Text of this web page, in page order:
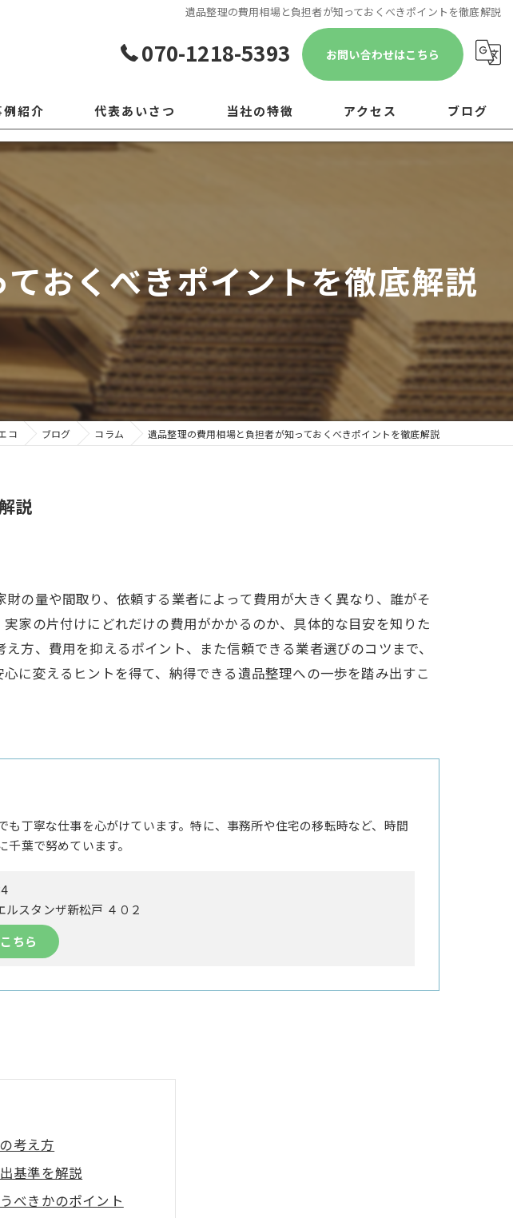
遺品整理の費用相場と負担者が知っておくべきポイントを徹底解説
070-1218-5393 お問い合わせはこちら
例紹介 代表あいさつ 当社の特徴
片付け
ゴミ屋敷
アクセス ブログ
おくべきポイントを徹底解説
コ ブログ コラム 遺品整理の費用相場と負担者が知っておくべきポイントを徹底解説
説
の量や間取り、依頼する業者によって費用が大きく異なり、誰がそ
家の片付けにどれだけの費用がかかるのか、具体的な目安を知りた
方、費用を抑えるポイント、また信頼できる業者選びのコツまで、
に変えるヒントを得て、納得できる遺品整理への一歩を踏み出すこ
丁寧な仕事を心がけています。特に、事務所や住宅の移転時など、時間
葉で努めています。
スタンザ新松戸 ４０２
ちら
考え方
基準を解説
べきかのポイント